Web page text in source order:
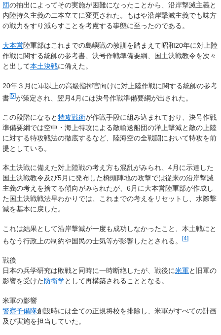
団の抽出によってその実施が困難になったことから、沿岸撃滅主義と
内陸持久主義の二本立てに変更された。もはや沿岸撃滅主義でも味方
の戦力をすり減らすことを考慮する事態に至ったのである。
大本営陸軍部はこれまでの島嶼戦の教訓を踏まえて昭和20年に対上陸
作戦に関する統帥の参考書、決号作戦準備要綱、国土決戦教令を次々
と出して本土決戦に備えた。
20年３月に軍以上の高級指揮官向けに対上陸作戦に関する統帥の参考
書[5]が策定され、翌月4月には決号作戦準備要綱が出された。
この段階になると特攻戦術が作戦手段に組み込まれており、決号作戦
準備要綱では空中・海上特攻による敵輸送船団の洋上撃滅と敵の上陸
に対する特攻戦法の徹底するなど、陸海空の全戦闘において特攻を前
提としている。
本土決戦に備えた対上陸戦の考え方も混乱がみられ、4月に示達した
国土決戦教令及び5月に発布した橋頭陣地の攻撃では従来の沿岸撃滅
主義の考えを捨てる傾向がみられたが、6月に大本営陸軍部が作成し
た国土決戦戦法早わかりでは、これまでの考えをリセットし、水際撃
滅を基本に戻した。
これは結果として沿岸撃滅が一度も成功しなかったこと、本土戦にと
もなう行政上の制約や国民の士気等が影響したとされる。
[4]
戦後
日本の兵学研究は敗戦と同時に一時断絶したが、戦後に米軍と旧軍の
影響を受けた防衛学として再構築されることとなる。
米軍の影響
警察予備隊創設時には全ての正規将校を排除し、米軍がすべての計画
及び実施を担当していた。